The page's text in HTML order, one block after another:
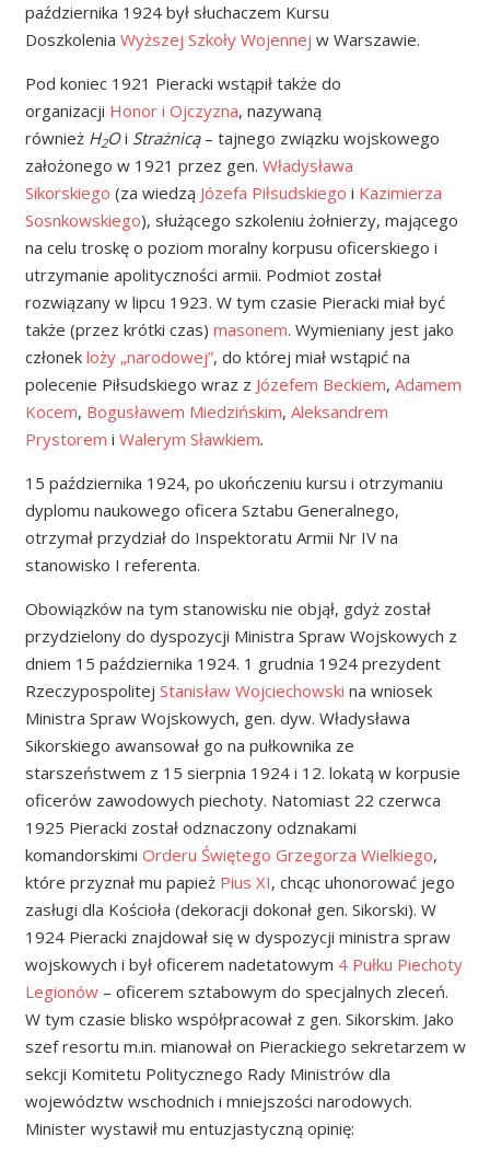
października 1924 był słuchaczem Kursu
Doszkolenia Wyższej Szkoły Wojennej w Warszawie.
Pod koniec 1921 Pieracki wstąpił także do
organizacji Honor i Ojczyzna, nazywaną
również H2Oi Strażnicą– tajnego związku wojskowego
założonego w 1921 przez gen. Władysława
Sikorskiego (za wiedzą Józefa Piłsudskiego i Kazimierza
Sosnkowskiego), służącego szkoleniu żołnierzy, mającego
na celu troskę o poziom moralny korpusu oficerskiego i
utrzymanie apolityczności armii. Podmiot został
rozwiązany w lipcu 1923. W tym czasie Pieracki miał być
także (przez krótki czas) masonem. Wymieniany jest jako
członek loży „narodowej”, do której miał wstąpić na
polecenie Piłsudskiego wraz z Józefem Beckiem, Adamem
Kocem, Bogusławem Miedzińskim, Aleksandrem
Prystorem i Walerym Sławkiem.
15 października 1924, po ukończeniu kursu i otrzymaniu
dyplomu naukowego oficera Sztabu Generalnego,
otrzymał przydział do Inspektoratu Armii Nr IV na
stanowisko I referenta.
Obowiązków na tym stanowisku nie objął, gdyż został
przydzielony do dyspozycji Ministra Spraw Wojskowych z
dniem 15 października 1924. 1 grudnia 1924 prezydent
Rzeczypospolitej Stanisław Wojciechowski na wniosek
Ministra Spraw Wojskowych, gen. dyw. Władysława
Sikorskiego awansował go na pułkownika ze
starszeństwem z 15 sierpnia 1924 i 12. lokatą w korpusie
oficerów zawodowych piechoty. Natomiast 22 czerwca
1925 Pieracki został odznaczony odznakami
komandorskimi Orderu Świętego Grzegorza Wielkiego,
które przyznał mu papież Pius XI, chcąc uhonorować jego
zasługi dla Kościoła (dekoracji dokonał gen. Sikorski). W
1924 Pieracki znajdował się w dyspozycji ministra spraw
wojskowych i był oficerem nadetatowym 4 Pułku Piechoty
Legionów– oficerem sztabowym do specjalnych zleceń.
W tym czasie blisko współpracował z gen. Sikorskim. Jako
szef resortu m.in. mianował on Pierackiego sekretarzem w
sekcji Komitetu Politycznego Rady Ministrów dla
województw wschodnich i mniejszości narodowych.
Minister wystawił mu entuzjastyczną opinię: